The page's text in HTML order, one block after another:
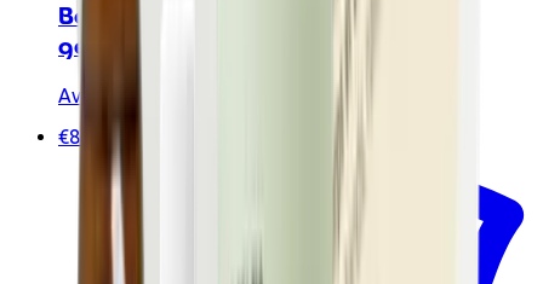
Body lotion 200ml - Biologisch
gecertificeerd
Avril
€8.50